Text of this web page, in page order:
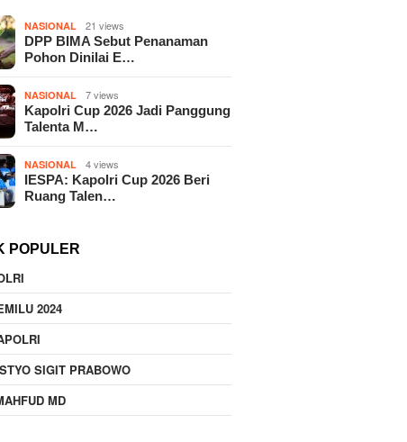
NASIONAL 21 views
DPP BIMA Sebut Penanaman
Pohon Dinilai E…
NASIONAL 7 views
Kapolri Cup 2026 Jadi Panggung
Talenta M…
NASIONAL 4 views
IESPA: Kapolri Cup 2026 Beri
Ruang Talen…
POPULER
2024
SIGIT PRABOWO
MD